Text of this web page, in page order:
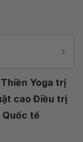
Yoga trị
cao Điều trị
Quốc tế